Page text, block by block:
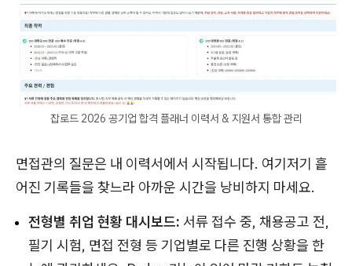
잡로드 2026 공기업 합격 플래너 이력서 & 지원서 통합 관리
면접관의 질문은 내 이력서에서 시작됩니다. 여기저기 흩
어진 기록들을 찾느라 아까운 시간을 낭비하지 마세요.
전형별 취업 현황 대시보드: 서류 접수 중, 채용공고 전,
필기 시험, 면접 전형 등 기업별로 다른 진행 상황을 한